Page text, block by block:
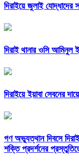
দিরাইয়ে জুলাই যোদ্ধাদের
দিরাই থানার ওসি আমিনুল
দিরাইয়ে ইয়াবা সেবনের
গণ অভ্যুত্থান দিবসে
শক্তি প্রদর্শনের